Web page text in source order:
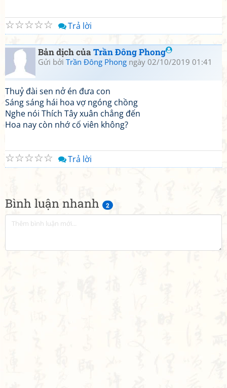
Bình luận nhanh 2
☆
☆
☆
☆
☆ Trả lời
Bản dịch củaTrần Đông Phong
Gửi bởi Trần Đông Phong ngày 02/10/2019 01:41
Thuỷ đài sen nở én đưa con
Sáng sáng hái hoa vợ ngóng chồng
Nghe nói Thích Tây xuân chẳng đến
Hoa nay còn nhớ cố viên không?
☆
☆
☆
☆
☆ Trả lời